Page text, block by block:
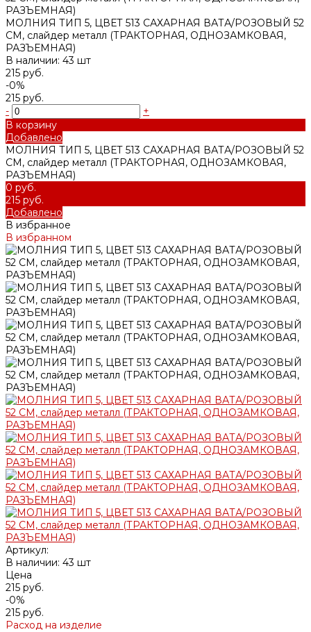
МОЛНИЯ ТИП 5, ЦВЕТ 513 САХАРНАЯ ВАТА/РОЗОВЫЙ 52
СМ, слайдер металл (ТРАКТОРНАЯ, ОДНОЗАМКОВАЯ,
РАЗЪЕМНАЯ)
В наличии: 43 шт
215 руб.
-0%
215 руб.
-
+
В корзину
Добавлено
МОЛНИЯ ТИП 5, ЦВЕТ 513 САХАРНАЯ ВАТА/РОЗОВЫЙ 52
СМ, слайдер металл (ТРАКТОРНАЯ, ОДНОЗАМКОВАЯ,
РАЗЪЕМНАЯ)
0 руб.
215 руб.
Добавлено
В избранное
В избранном
Артикул:
В наличии: 43 шт
Цена
215 руб.
-0%
215 руб.
Расход на изделие